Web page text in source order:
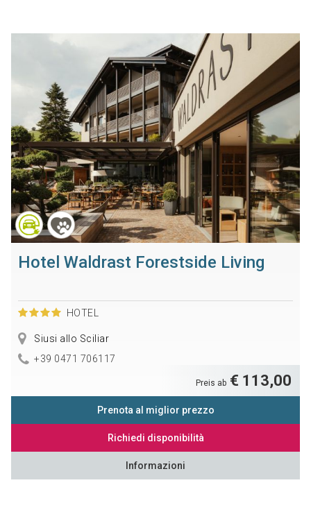
Hotel Waldrast Forestside Living
HOTEL
Siusi allo Sciliar
+39 0471 706117
Preis ab € 113,00
Prenota al miglior prezzo
Richiedi disponibilità
Informazioni